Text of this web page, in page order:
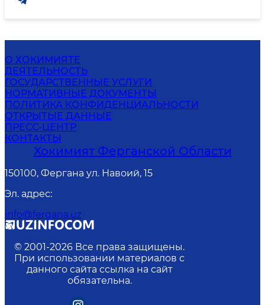
О ХОКИМИЯТЕ
ДЕЯТЕЛЬНОСТЬ
ГОСУДАРСТВЕННЫЕ УСЛУГИ
НОРМАТИВНЫЕ ДОКУМЕНТЫ
ПОЛИТИКА КОНФИДЕНЦИАЛЬНОСТИ
ОТКРЫТЫЕ ДАННЫЕ
ПРЕСС-ЦЕНТР
КОНТАКТЫ
Хокимият Ферганской Области
150100, Фергана ул. Навоий, 15
Эл. адрес:
info@fergana.uz
© 2001-2026 Все права защищены.
При использовании материалов с
данного сайта ссылка на сайт
обязательна.